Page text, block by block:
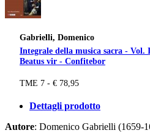
Gabrielli, Domenico
Integrale della musica sacra -
Beatus vir - Confitebor
TME 7 - € 78,95
Dettagli prodotto
Autore: Domenico Gabrielli (1659-